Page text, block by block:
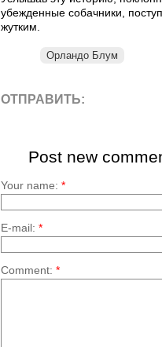
убежденные собачники,
жутким.
Орландо Блум
ОТПРАВИТЬ:
Post new
Your name: *
E-mail: *
Comment: *